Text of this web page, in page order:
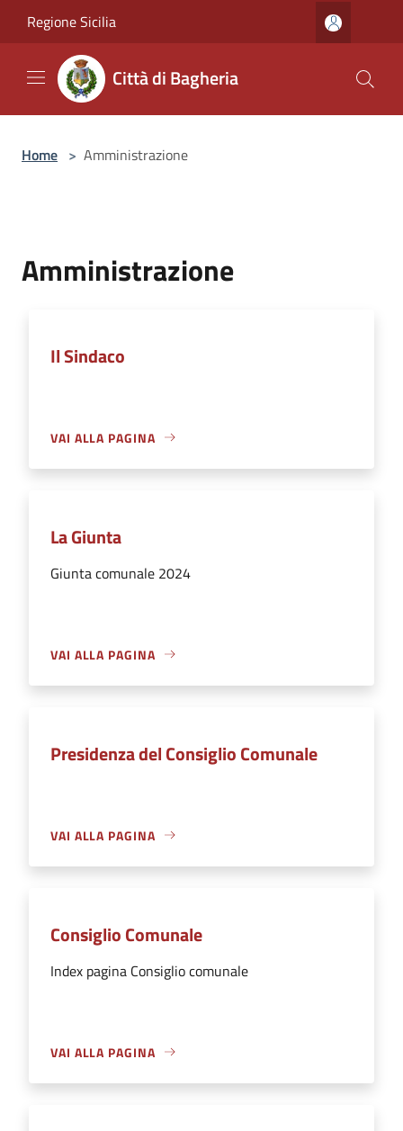
Regione Sicilia
Città di Bagheria
Home > Amministrazione
Amministrazione
Il Sindaco
VAI ALLA PAGINA
La Giunta
Giunta comunale 2024
VAI ALLA PAGINA
Presidenza del Consiglio Comunale
VAI ALLA PAGINA
Consiglio Comunale
Index pagina Consiglio comunale
VAI ALLA PAGINA